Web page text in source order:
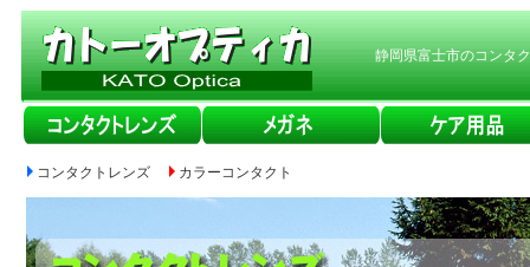
静岡県富士市のコンタ
コンタクトレンズ カラーコンタクト